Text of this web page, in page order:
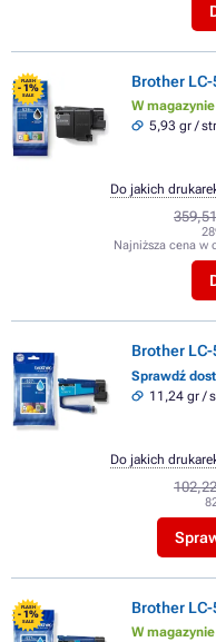
FLASH
- 1%
SALE
Brother
W
5,93 gr /
359,51
Najniższa cena w
Do jakich
Brother
Sprawdź
11,24 gr /
102,22
Do jakich
FLASH
- 1%
SALE
Brother
W